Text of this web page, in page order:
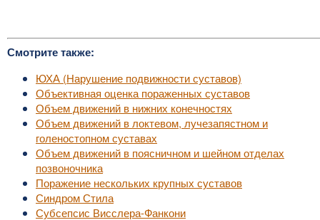
Смотрите также:
ЮХА (Нарушение подвижности суставов)
Объективная оценка пораженных суставов
Объем движений в нижних конечностях
Объем движений в локтевом, лучезапястном и
голеностопном суставах
Объем движений в поясничном и шейном отделах
позвоночника
Поражение нескольких крупных суставов
Синдром Стила
Субсепсис Висслера-Фанкони